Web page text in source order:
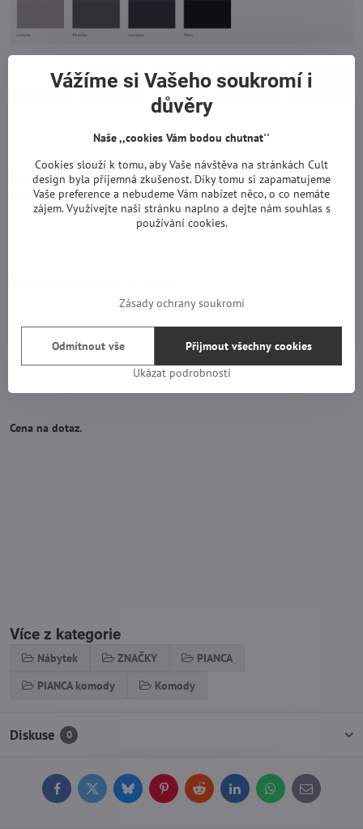
Vnitřní vzhled a top: na výběr z 22 odstínů matného laku nebo lze
objednat přídavný top v ekokůži.
Cena na dotaz.
Více z kategorie
Nábytek ZNAČKY
PIANCA
PIANCA komody
Komody
Diskuse 0
FacebookTwitterBlueskyPinterestReddit LinkedInWhatsApp
E-
mail
Vážíme si Vašeho soukromí i
důvěry
Naše ,,cookies Vám bodou chutnat''
Cookies slouží k tomu, aby Vaše návštěva na stránkách Cult
design byla příjemná zkušenost. Díky tomu si zapamatujeme
Vaše preference a nebudeme Vám nabízet něco, o co nemáte
zájem. Využívejte naši stránku naplno a dejte nám souhlas s
používání cookies.
Zásady ochrany soukromí
Ukázat podrobnosti
Přijmout všechny cookies
Odmítnout vše